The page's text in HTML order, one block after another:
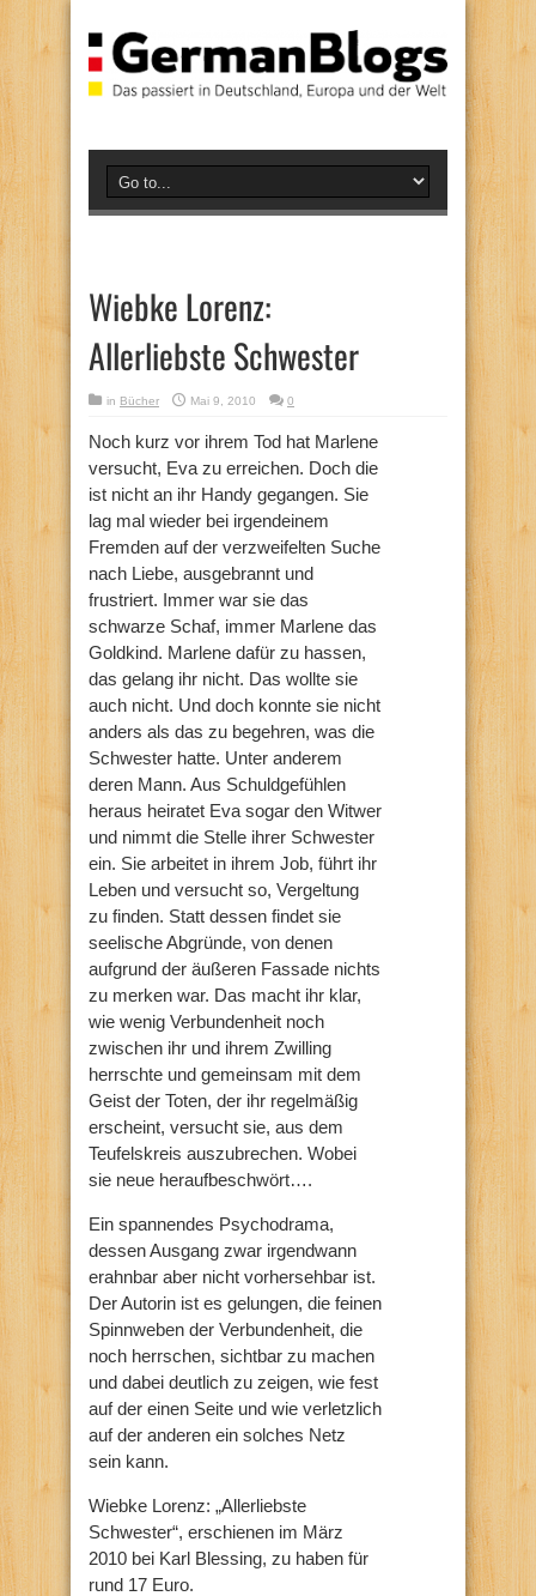
Wiebke Lorenz:
Allerliebste Schwester
in Bücher Mai 9, 2010 0
Noch kurz vor ihrem Tod hat Marlene
versucht, Eva zu erreichen. Doch die
ist nicht an ihr Handy gegangen. Sie
lag mal wieder bei irgendeinem
Fremden auf der verzweifelten Suche
nach Liebe, ausgebrannt und
frustriert. Immer war sie das
schwarze Schaf, immer Marlene das
Goldkind. Marlene dafür zu hassen,
das gelang ihr nicht. Das wollte sie
auch nicht. Und doch konnte sie nicht
anders als das zu begehren, was die
Schwester hatte. Unter anderem
deren Mann. Aus Schuldgefühlen
heraus heiratet Eva sogar den Witwer
und nimmt die Stelle ihrer Schwester
ein. Sie arbeitet in ihrem Job, führt ihr
Leben und versucht so, Vergeltung
zu finden. Statt dessen findet sie
seelische Abgründe, von denen
aufgrund der äußeren Fassade nichts
zu merken war. Das macht ihr klar,
wie wenig Verbundenheit noch
zwischen ihr und ihrem Zwilling
herrschte und gemeinsam mit dem
Geist der Toten, der ihr regelmäßig
erscheint, versucht sie, aus dem
Teufelskreis auszubrechen. Wobei
sie neue heraufbeschwört….
Ein spannendes Psychodrama,
dessen Ausgang zwar irgendwann
erahnbar aber nicht vorhersehbar ist.
Der Autorin ist es gelungen, die feinen
Spinnweben der Verbundenheit, die
noch herrschen, sichtbar zu machen
und dabei deutlich zu zeigen, wie fest
auf der einen Seite und wie verletzlich
auf der anderen ein solches Netz
sein kann.
Wiebke Lorenz: „Allerliebste
Schwester“, erschienen im März
2010 bei Karl Blessing, zu haben für
rund 17 Euro.